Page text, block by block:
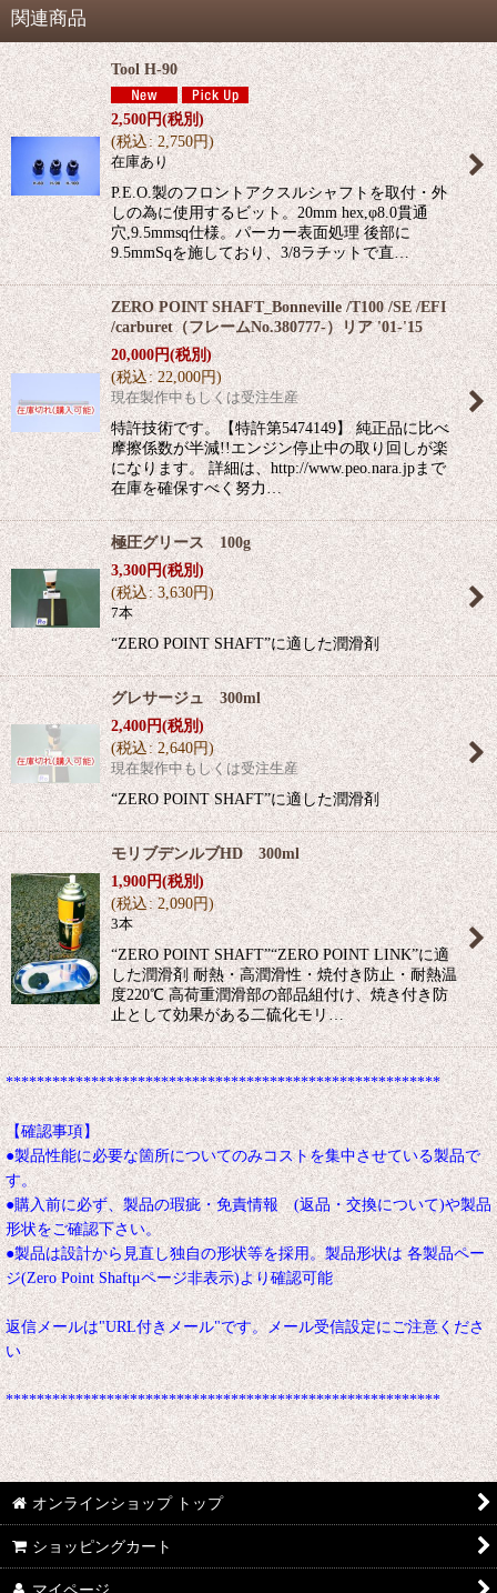
関連商品
Tool H-90
2,500円(税別)
(税込: 2,750円)
在庫あり
P.E.O.製のフロントアクスルシャフトを取付・外
しの為に使用するビット。20mm hex,φ8.0貫通
穴,9.5mmsq仕様。パーカー表面処理 後部に
9.5mmSqを施しており、3/8ラチットで直…
ZERO POINT SHAFT_Bonneville /T100 /SE /EFI
/carburet（フレームNo.380777-）リア '01-'15
20,000円(税別)
(税込: 22,000円)
現在製作中もしくは受注生産
特許技術です。【特許第5474149】 純正品に比べ
摩擦係数が半減!!エンジン停止中の取り回しが楽
になります。 詳細は、http://www.peo.nara.jpまで
在庫を確保すべく努力…
極圧グリース 100g
3,300円(税別)
(税込: 3,630円)
7本
“ZERO POINT SHAFT”に適した潤滑剤
グレサージュ 300ml
2,400円(税別)
(税込: 2,640円)
現在製作中もしくは受注生産
“ZERO POINT SHAFT”に適した潤滑剤
モリブデンルブHD 300ml
1,900円(税別)
(税込: 2,090円)
3本
“ZERO POINT SHAFT”“ZERO POINT LINK”に適
した潤滑剤 耐熱・高潤滑性・焼付き防止・耐熱温
度220℃ 高荷重潤滑部の部品組付け、焼き付き防
止として効果がある二硫化モリ…
********************************************************
【確認事項】
●製品性能に必要な箇所についてのみコストを集中させている製品で
す。
●購入前に必ず、製品の瑕疵・免責情報 (返品・交換について)や製品
形状をご確認下さい。
●製品は設計から見直し独自の形状等を採用。製品形状は 各製品ペー
ジ(Zero Point Shaftμページ非表示)より確認可能
返信メールは"URL付きメール"です。メール受信設定にご注意くださ
い
********************************************************
オンラインショップ トップ
ショッピングカート